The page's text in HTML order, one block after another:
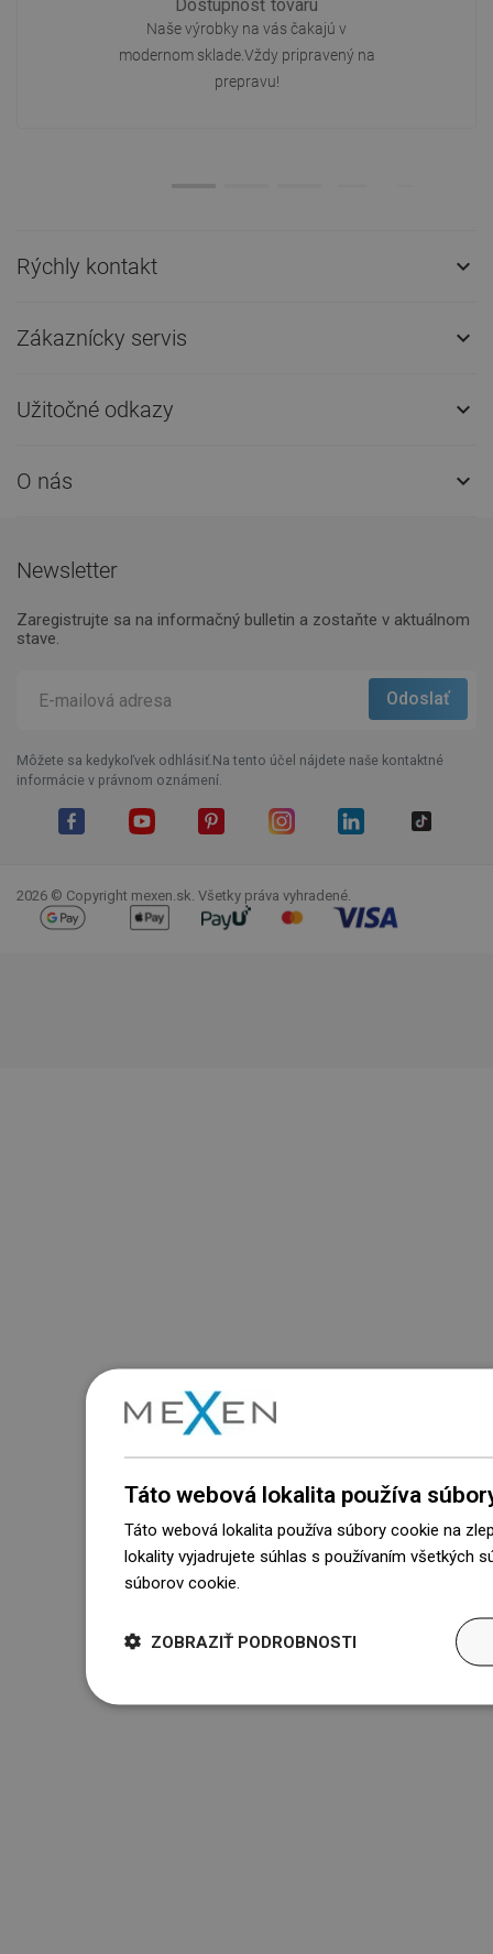
Dostupnosť tovaru
Naše výrobky na vás čakajú v
modernom sklade.Vždy pripravený na
prepravu!
Rýchly kontakt 
Zákaznícky servis 
Užitočné odkazy 
O nás 
Newsletter
Zaregistrujte sa na informačný bulletin a zostaňte v aktuálnom
stave.
Môžete sa kedykoľvek odhlásiť.Na tento účel nájdete naše kontaktné
informácie v právnom oznámení.
2026 © Copyright mexen.sk. Všetky práva vyhradené.
Táto webová lokalita používa
Táto webová lokalita používa súbory cookie na
lokality vyjadrujete súhlas s používaním všetkých
súborov cookie.
ZOBRAZIŤ PODROBNOSTI